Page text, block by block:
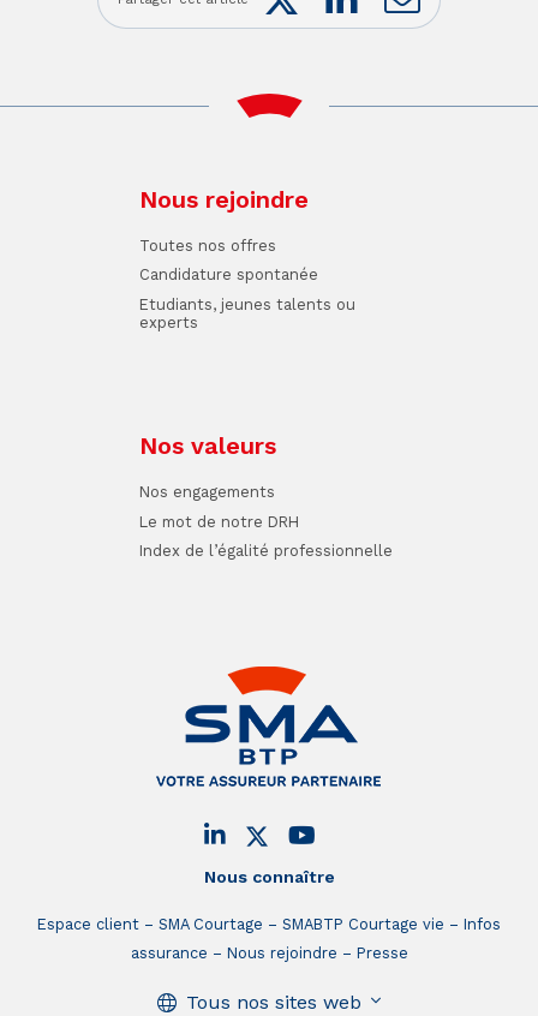
Nous connaître
Espace client SMA Courtage SMABTP Courtage vie
Infos
assurance
Nous rejoindre Presse
Tous nos sites web
Nous rejoindre
Toutes nos offres
Candidature spontanée
Etudiants, jeunes talents ou
experts
Nos valeurs
Nos engagements
Le mot de notre DRH
Index de l’égalité professionnelle